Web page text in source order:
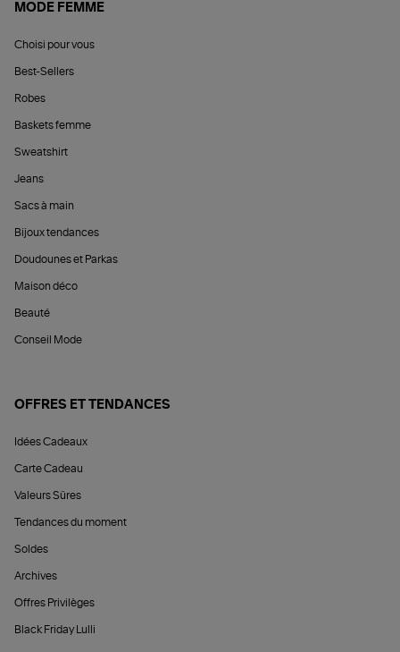
MODE FEMME
Choisi pour vous
Best-Sellers
Robes
Baskets femme
Sweatshirt
Jeans
Sacs à main
Bijoux tendances
Doudounes et Parkas
Maison déco
Beauté
Conseil Mode
OFFRES ET TENDANCES
Idées Cadeaux
Carte Cadeau
Valeurs Sûres
Tendances du moment
Soldes
Archives
Offres Privilèges
Black Friday Lulli